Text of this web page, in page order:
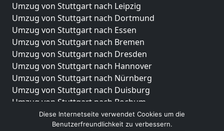
Umzug von Stuttgart nach Leipzig
Umzug von Stuttgart nach Dortmund
Umzug von Stuttgart nach Essen
Umzug von Stuttgart nach Bremen
Umzug von Stuttgart nach Dresden
Umzug von Stuttgart nach Hannover
Umzug von Stuttgart nach Nürnberg
Umzug von Stuttgart nach Duisburg
Umzug von Stuttgart nach Bochum
Umzug von Stuttgart nach Wuppertal
Umzug von Stuttgart nach Bielefeld
Diese Internetseite verwendet Cookies um die
Benutzerfreundlichkeit zu verbessern.